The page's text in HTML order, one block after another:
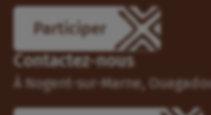
Participer
Contactez-nous
À Nogent-sur-Marne,